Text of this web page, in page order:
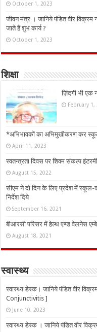
October 1, 2023
जीवन मंत्र । जानिये पंडित वीर विक्रम
जाते हैं शुभ कार्य ?
October 1, 2023
शिक्षा
ज़िंदगी भी
February 1,
*अभिभावकों का अभिमुखीकरण कर
April 11, 2023
स्वतन्त्रता दिवस पर शिवम संकल्प
August 15, 2022
सीएम ने दो दिन के लिए प्रदेश में स्कूल-
निर्देश दिये
September 16, 2021
बीआरसी परिसर में हेल्थ एण्ड वेलनेस
August 18, 2021
स्वास्थ्य
स्वास्थ्य डेस्क। जानिये पंडित वीर
Conjunctivitis ]
June 10, 2023
स्वास्थ्य डेस्क । जानिये पंडित वीर